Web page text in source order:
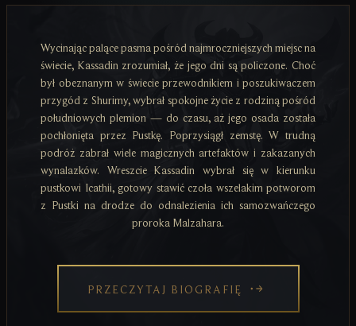
Wycinając palące pasma pośród najmroczniejszych miejsc na
świecie, Kassadin zrozumiał, że jego dni są policzone. Choć
był obeznanym w świecie przewodnikiem i poszukiwaczem
przygód z Shurimy, wybrał spokojne życie z rodziną pośród
południowych plemion — do czasu, aż jego osada została
pochłonięta przez Pustkę. Poprzysiągł zemstę. W trudną
podróż zabrał wiele magicznych artefaktów i zakazanych
wynalazków. Wreszcie Kassadin wybrał się w kierunku
pustkowi Icathii, gotowy stawić czoła wszelakim potworom
z Pustki na drodze do odnalezienia ich samozwańczego
proroka Malzahara.
PRZECZYTAJ BIOGRAFIĘ